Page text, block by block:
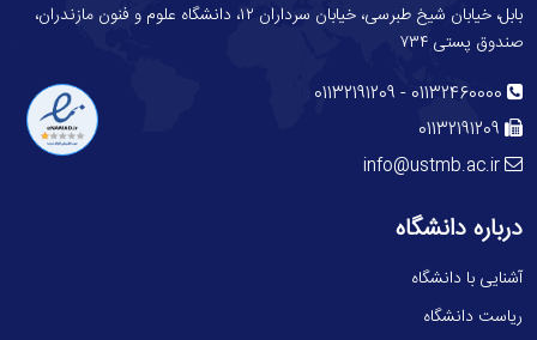
بابل، خیابان شیخ طبرسی، خیابان سرداران ۱۲، دانشگاه علوم و فنون مازندران،
صندوق پستی ۷۳۴
01132460000
-
01132191209
01132191209
info@ustmb.ac.ir
درباره دانشگاه
آشنایی با دانشگاه
ریاست دانشگاه